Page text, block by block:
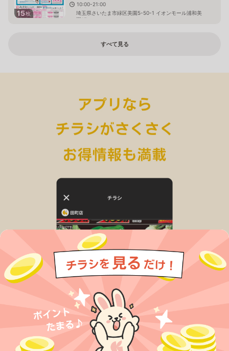
15枚
10:00-21:00
埼玉県さいたま市緑区美園5-50-1 イオンモール浦和美
園1F
すべて見る